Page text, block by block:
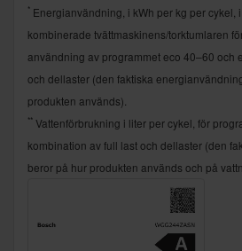
* Energianvändning, i kWh per kg per cykel,
kombinerade tvättmaskinens/torktumlaren
användning av programmet eco 40–60 och
och dellaster (den faktiska
produkten används).
** Vattenförbrukning i liter per cykel, för
kombination av full last och dellaster (den
beror på hur produkten används och på